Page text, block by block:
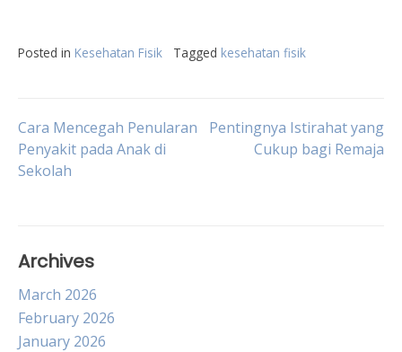
Posted in Kesehatan Fisik Tagged kesehatan fisik
Post
navigation
Cara Mencegah Penularan
Penyakit pada Anak di
Sekolah
Pentingnya Istirahat yang
Cukup bagi Remaja
Archives
March 2026
February 2026
January 2026